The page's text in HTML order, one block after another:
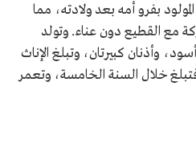
بفرو أمه بعد ولادته، مما
مع القطيع دون عناء. وتولد
وأذنان كبيرتان، وتبلغ الإناث
خلال السنة الخامسة، وتعمر